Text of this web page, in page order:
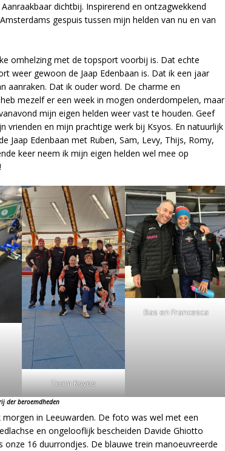
dichtbij. Inspirerend en ontzagwekkend
gespuis tussen mijn helden van nu en van
omhelzing met de topsport voorbij is. Dat echte
weer gewoon de Jaap Edenbaan is. Dat ik een jaar
aanraken. Dat ik ouder word. De charme en
mezelf er een week in mogen onderdompelen, maar
mijn eigen helden weer vast te houden. Geef
en mijn prachtige werk bij Ksyos. En natuurlijk
Jaap Edenbaan met Ruben, Sam, Levy, Thijs, Romy,
keer neem ik mijn eigen helden wel mee op
Team Ksyos
Bas en Francesca
der beroemdheden
in Leeuwarden. De foto was wel met een
en ongelooflijk bescheiden Davide Ghiotto
16 duurrondjes. De blauwe trein manoeuvreerde